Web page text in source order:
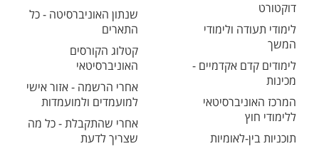
דוקטורט
לימודי תעודה ולימודי
המשך
לימודים קדם אקדמיים -
מכינות
המרכז האוניברסיטאי
ללימודי חוץ
תוכניות בין-לאומיות
שנתון האוניברסיטה - כל
התארים
קטלוג הקורסים
האוניברסיטאי
אחרי הרשמה - אזור אישי
למועמדים ולמועמדות
אחרי שהתקבלת - כל מה
שצריך לדעת